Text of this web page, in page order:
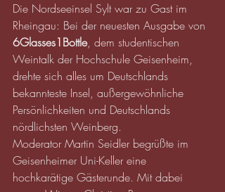
Die Nordseeinsel Sylt war zu Gast im
Rheingau: Bei der neuesten Ausgabe von
6Glasses1Bottle, dem studentischen
Weintalk der Hochschule Geisenheim,
drehte sich alles um Deutschlands
bekannteste Insel, außergewöhnliche
Persönlichkeiten und Deutschlands
nördlichsten Weinberg.
Moderator Martin Seidler begrüßte im
Geisenheimer Uni-Keller eine
hochkarätige Gästerunde. Mit dabei